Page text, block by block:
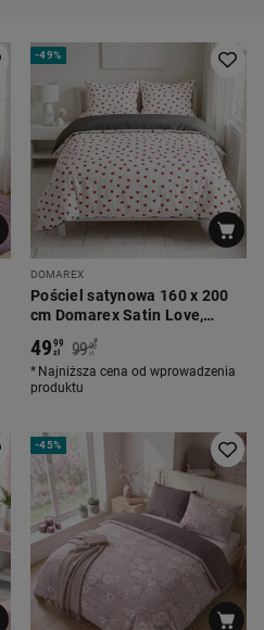
-49%
DOMAREX
Pościel satynowa 160 x 200
cm Domarex Satin Love,
serduszka, biała
4999
zł 99 00
zł
*
Najniższa cena od wprowadzenia
produktu
-45%